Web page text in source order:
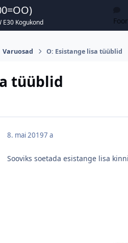
E30 Kogukond
Varuosad O: Esistange lisa tüüblid
tüüblid
8. mai 20197 a
Sooviks soetada esistange lisa